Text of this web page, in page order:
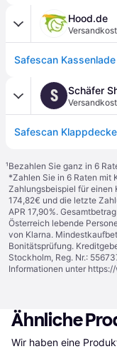
Hood.de
S Schäfer
¹Bezahlen Sie ganz in 6
*Zahlen Sie in 6 Raten mit
Zahlungsbeispiel für einen
174,82€ und die letzte
APR 17,90%.
Österreich lebende
von Klarna.
Bonitätsprüfung.
Stockholm, Reg. Nr.:
Informationen unter
Ähnliche
Wir haben eine